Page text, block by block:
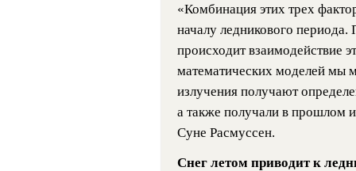
«Комбинация этих трех
началу ледникового периода.
происходит взаимодействие
математических моделей мы
излучения получают
а также получали в прошлом
Суне Расмуссен.
Снег летом приводит к